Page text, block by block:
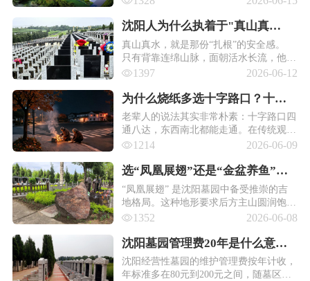
才能跟着落停。
沈阳人为什么执着于"真山真
水"？殡葬文化里的东北生死观 ！
真山真水，就是那份“扎根”的安全感。​
只有背靠连绵山脉，面朝活水长流，他们
才觉得这颗心是真的落停了，不再是漂泊
1397 2026-06-12
为什么烧纸多选十字路口？十字
路口与墓地风水到底什么关系 ？
老辈人的说法其实非常朴素：十字路口四
通八达，东西南北都能走通。在传统观念
里，人去世后走的不是阳间的路，而是另
1214 2026-06-09
选“凤凰展翅”还是“金盆养鱼”？
沈阳墓园常见风水地形术语翻
译！
“凤凰展翅” 是沈阳墓园中备受推崇的吉
地格局。这种地形要求后方主山圆润饱满
如凤凰之首，左右两侧山势对称舒展，如
远处有低矮的朝山呼应。
1352 2026-06-08
沈阳墓园管理费20年是什么意
思？不交会怎样？一文说透 ！
沈阳经营性墓园的维护管理费按年计收，
年标准多在80元到200元之间，随墓区档